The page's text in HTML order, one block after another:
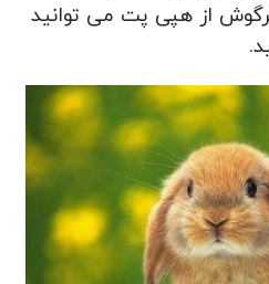
از هپی پت می توانید